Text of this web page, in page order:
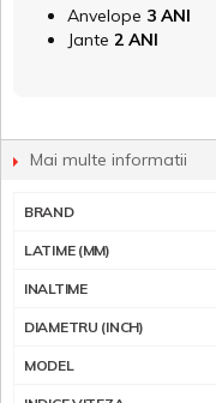
Anvelope 3 ANI
Jante 2 ANI
Mai multe informatii
BRAND
LATIME (MM)
INALTIME
DIAMETRU (INCH)
MODEL